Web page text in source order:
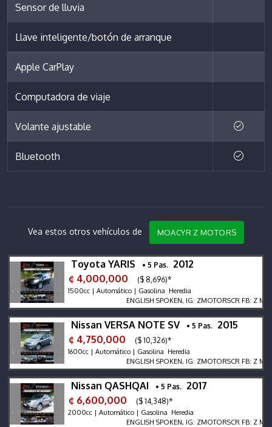
Sensor de lluvia
Llave inteligente/botón de arranque
Apple CarPlay
Computadora de viaje
Volante ajustable
Bluetooth
Vea estos otros vehículos de MOACYR Z MOTORS
Toyota YARIS • 5 Pas. 2012
¢ 4,000,000
($ 8,696)*
1500cc | Automático | Gasolina Heredia
ENGLISH SPOKEN, IG: ZMOTORSCR FB: Z
Nissan VERSA NOTE SV • 5 Pas. 2015
¢ 4,750,000
($ 10,326)*
1600cc | Automático | Gasolina Heredia
ENGLISH SPOKEN, IG: ZMOTORSCR FB: Z
Nissan QASHQAI • 5 Pas. 2017
¢ 6,600,000
($ 14,348)*
2000cc | Automático | Gasolina Heredia
ENGLISH SPOKEN, IG: ZMOTORSCR FB: Z